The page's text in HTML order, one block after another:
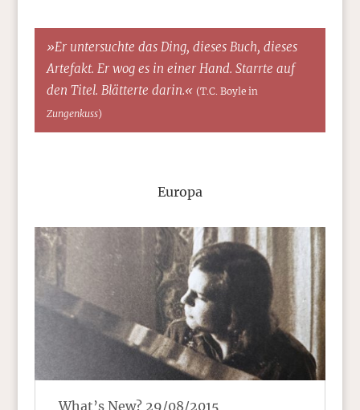
»Er untersuchte das Ding, dieses Buch, dieses
Artefakt. Er wog es in einer Hand. Starrte auf
den Titel. Blätterte darin.« (T.C. Boyle in
Zungenkuss)
Europa
What’s New? 29/08/2015